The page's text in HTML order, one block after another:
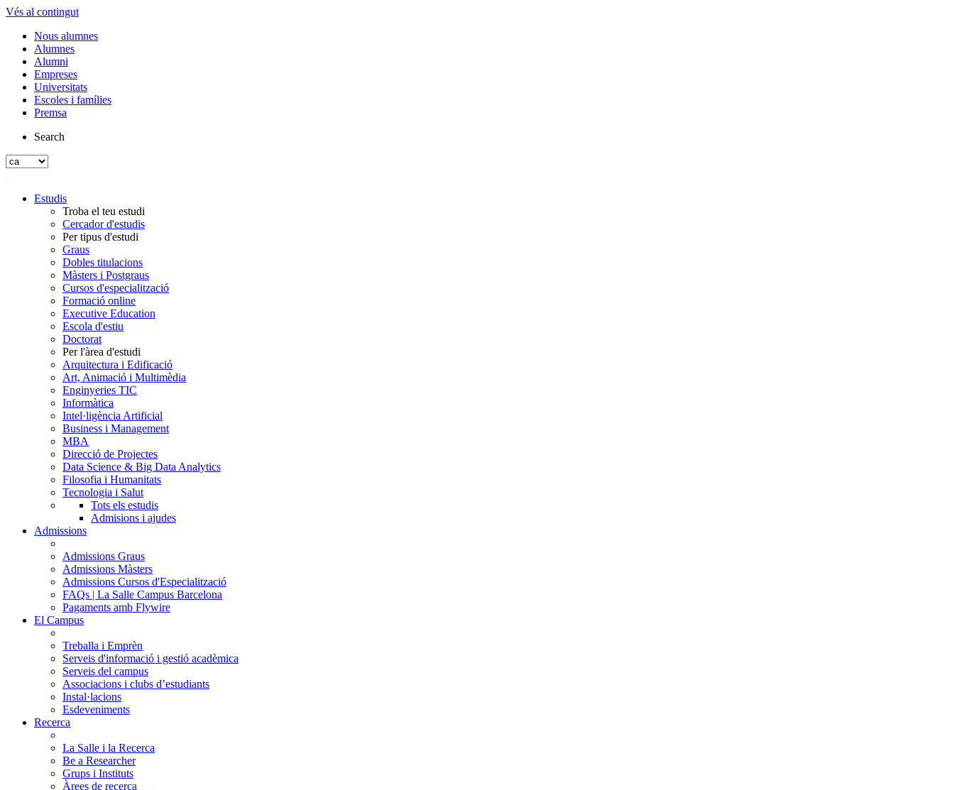
Vés al contingut
Nous alumnes
Alumnes
Alumni
Empreses
Universitats
Escoles i famílies
Premsa
Search
Estudis
Troba el teu estudi
Cercador d'estudis
Per tipus d'estudi
Graus
Dobles titulacions
Màsters i Postgraus
Cursos d'especialització
Formació online
Executive Education
Escola d'estiu
Doctorat
Per l'àrea d'estudi
Arquitectura i Edificació
Art, Animació i Multimèdia
Enginyeries TIC
Informàtica
Intel·ligència Artificial
Business i Management
MBA
Direcció de Projectes
Data Science & Big Data Analytics
Filosofia i Humanitats
Tecnologia i Salut
Tots els estudis
Admisions i ajudes
Admissions
Admissions Graus
Admissions Màsters
Admissions Cursos d'Especialització
FAQs | La Salle Campus Barcelona
Pagaments amb Flywire
El Campus
Treballa i Emprèn
Serveis d'informació i gestió acadèmica
Serveis del campus
Associacions i clubs d’estudiants
Instal·lacions
Esdeveniments
Recerca
La Salle i la Recerca
Be a Researcher
Grups i Instituts
Àrees de recerca